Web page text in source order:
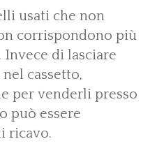
usati che non
corrispondono più
di lasciare
cassetto,
per venderli presso
può essere
ricavo.